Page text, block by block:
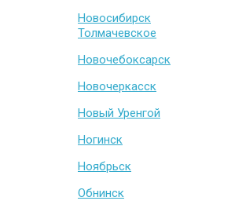
Новосибирск
Толмачевское
Новочебоксарск
Новочеркасск
Новый Уренгой
Ногинск
Ноябрьск
Обнинск